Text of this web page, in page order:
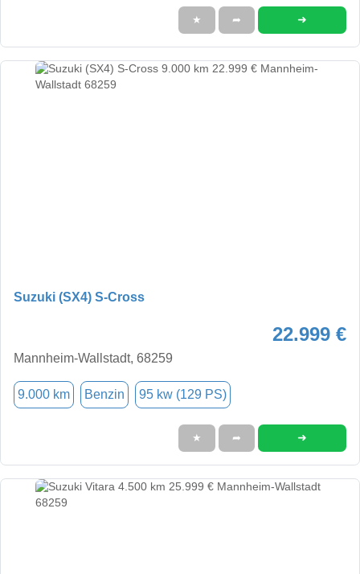
★ ➦ ➜
Suzuki (SX4) S-Cross
22.999 €
Mannheim-Wallstadt, 68259
9.000 km Benzin 95 kw (129 PS)
★ ➦ ➜